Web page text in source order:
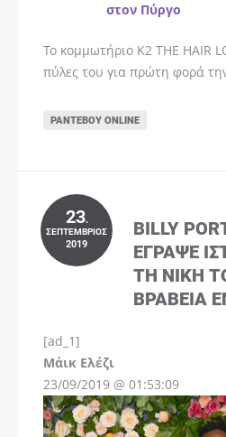
στον Πύργο
Το κομμωτήριο K2 THE HAIR
πύλες του για πρώτη φορά
ΡΑΝΤΕΒΟΎ ONLINE
23.
ΣΕΠΤΈΜΒΡΙΟΣ
2019
BILLY
ΈΓΡΑΨΕ
ΤΗ ΝΊΚΗ
ΒΡΑΒΕΊΑ
[ad_1]
Μάικ ΕλέζιInstagram
23/09/2019 @ 01:53:09